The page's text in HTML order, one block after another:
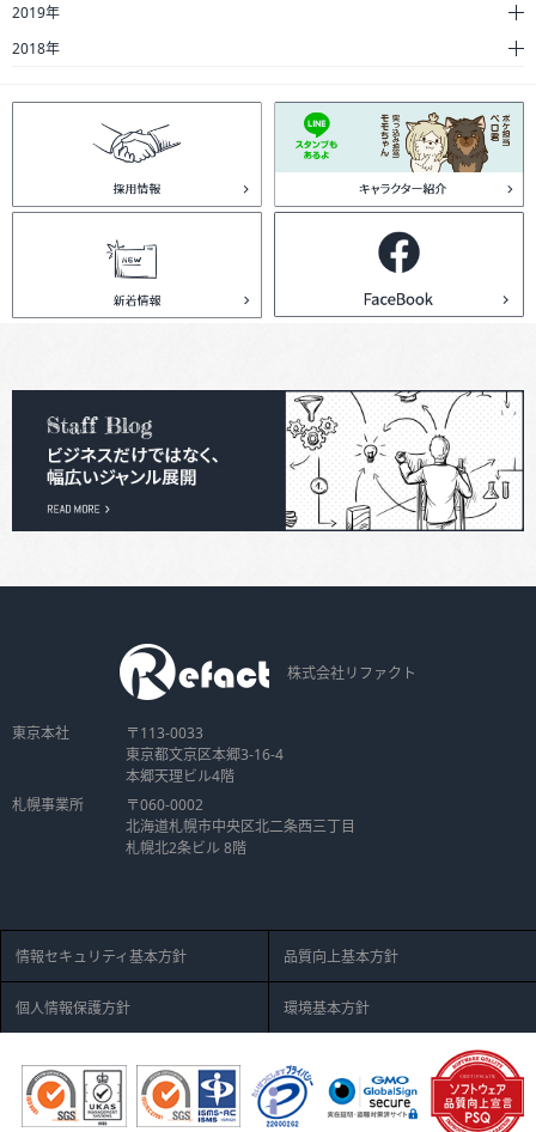
2019年
2018年
株式会社リファクト
東京本社
〒113-0033
東京都文京区本郷3-16-4
本郷天理ビル4階
札幌事業所
〒060-0002
北海道札幌市中央区北二条西三丁目
札幌北2条ビル 8階
情報セキュリティ基本方針 品質向上基本方針
個人情報保護方針 環境基本方針